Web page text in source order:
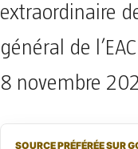
extraordinaire
général de
8 novembre
SOURCE PRÉFÉRÉE SUR